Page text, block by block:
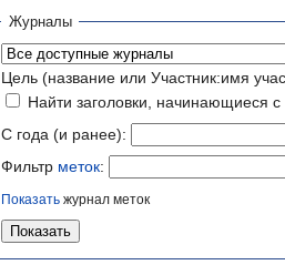
Журналы
Цель (название или Участник:имя
Найти заголовки, начинающиеся
С года (и ранее):
Фильтр меток:
Показать журнал меток